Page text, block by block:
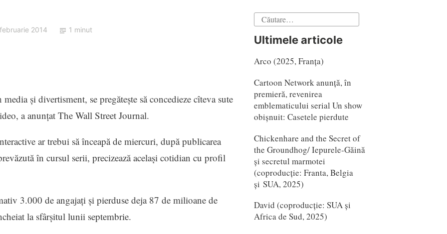
2014 1 minut
şi divertisment, se pregăteşte să concedieze cîteva sute
a anunţat The Wall Street Journal.
ar trebui să înceapă de miercuri, după publicarea
în cursul serii, precizează acelaşi cotidian cu profil
3.000 de angajaţi şi pierduse deja 87 de milioane de
la sfârşitul lunii septembrie.
Caută
Ultimele articole
Arco (2025, Franța)
Cartoon Network anunță, în
premieră, revenirea
emblematicului serial Un show
obișnuit: Casetele pierdute
Chickenhare and the Secret of
the Groundhog/ Iepurele-Găină
și secretul marmotei
(coproducție: Franta, Belgia
și SUA, 2025)
David (coproducție: SUA și
Africa de Sud, 2025)